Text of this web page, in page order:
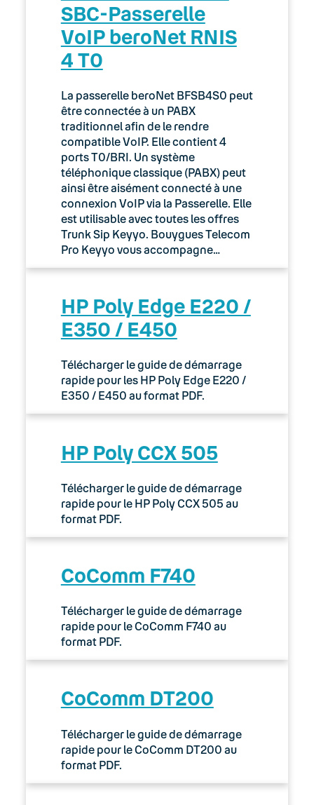
SBC-Passerelle
VoIP beroNet RNIS
4 T0
La passerelle beroNet BFSB4S0 peut
être connectée à un PABX
traditionnel afin de le rendre
compatible VoIP. Elle contient 4
ports T0/BRI. Un système
téléphonique classique (PABX) peut
ainsi être aisément connecté à une
connexion VoIP via la Passerelle. Elle
est utilisable avec toutes les offres
Trunk Sip Keyyo. Bouygues Telecom
Pro Keyyo vous accompagne…
HP Poly Edge E220 /
E350 / E450
Télécharger le guide de démarrage
rapide pour les HP Poly Edge E220 /
E350 / E450 au format PDF.
HP Poly CCX 505
Télécharger le guide de démarrage
rapide pour le HP Poly CCX 505 au
format PDF.
CoComm F740
Télécharger le guide de démarrage
rapide pour le CoComm F740 au
format PDF.
CoComm DT200
Télécharger le guide de démarrage
rapide pour le CoComm DT200 au
format PDF.